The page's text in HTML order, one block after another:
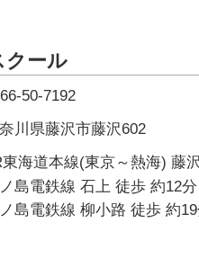
クール
50-7192
川県藤沢市藤沢602
海道本線(東京～熱海) 藤
島電鉄線 石上 徒歩 約12分
島電鉄線 柳小路 徒歩 約